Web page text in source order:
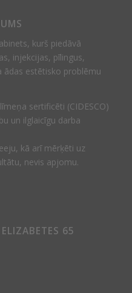
kurš piedāvā
injekcijas, pīlingus,
ādas estētisko problēmu
sertificēti (CIDESCO)
un ilglaicīgu darba
kā arī mērķēti uz
nevis apjomu.
65